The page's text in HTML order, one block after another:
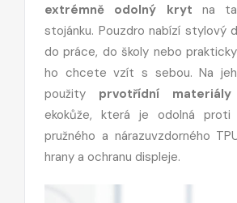
extrémně odolný kryt na
stojánku. Pouzdro nabízí stylový
do práce, do školy nebo
ho chcete vzít s sebou. Na
použity prvotřídní materiály
ekokůže, která je odolná
pružného a nárazuvzdorného
hrany a ochranu displeje.